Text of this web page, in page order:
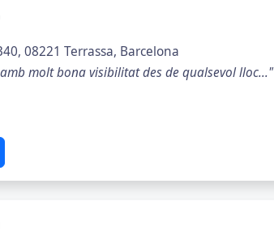
08221 Terrassa, Barcelona
molt bona visibilitat des de qualsevol lloc..."